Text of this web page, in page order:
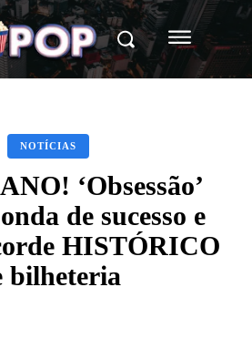
NOTÍCIAS
‘Obsessão’
de sucesso e
HISTÓRICO
bilheteria